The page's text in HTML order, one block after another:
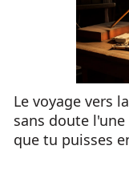
Le voyage vers
sans doute
que tu puisses